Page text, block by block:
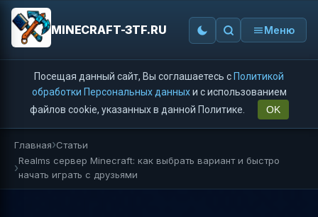
MINECRAFT-3TF.RU Меню
Посещая данный сайт, Вы соглашаетесь с Политикой
обработки Персональных данныхи с использованием
файлов cookie, указанных в данной Политике.
OK
Главная Статьи
Realms сервер Minecraft: как выбрать вариант и быстро
начать играть с друзьями